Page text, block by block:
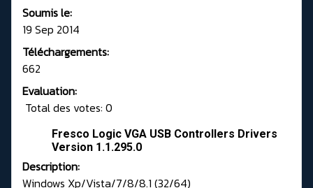
Soumis le:
19 Sep 2014
Téléchargements:
662
Evaluation:
Total des votes: 0
Fresco Logic VGA USB Controllers Drivers
Version 1.1.295.0
Description:
Windows Xp/Vista/7/8/8.1 (32/64)